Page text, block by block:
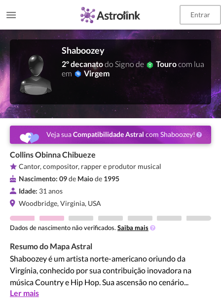
Entrar
Shaboozey
2º decanatodo Signo de Tourocom lua
em
Virgem
Veja suaCompatibilidade Astral com Shaboozey!
Collins Obinna Chibueze
Cantor, compositor, rapper e produtor musical
Nascimento: 09de Maiode 1995
Idade: 31 anos
Woodbridge, Virginia, USA
Dados de nascimento não verificados. Saiba mais
Resumo do Mapa Astral
Shaboozey é um artista norte-americano oriundo da
Virgínia, conhecido por sua contribuição inovadora na
música Country e Hip Hop. Sua ascensão no cenário...
Ler mais